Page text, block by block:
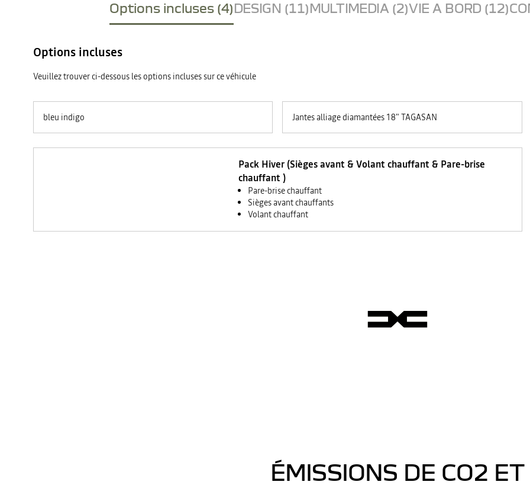
Options incluses (4)DESIGN (11)MULTIMEDIA (2)VIE A BORD (12)
Options incluses
Veuillez trouver ci-dessous les options incluses sur ce véhicule
bleu indigo Jantes alliage diamantées 18" TAGASAN
Pack Hiver (Sièges avant & Volant chauffant & Pare-brise
chauffant )
Pare-brise chauffant
Sièges avant chauffants
Volant chauffant
ÉMISSIONS DE CO2 ET